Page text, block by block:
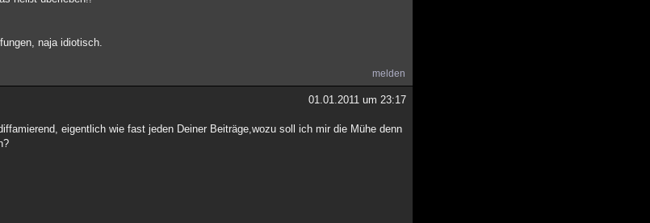
naja idiotisch.
melden
01.01.2011 um 23:17
eigentlich wie fast jeden Deiner Beiträge,wozu soll ich mir die Mühe denn